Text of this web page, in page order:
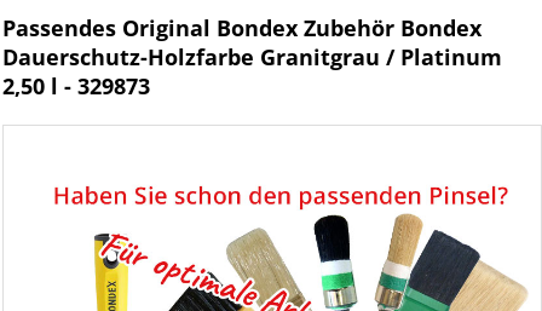
Passendes Original Bondex Zubehör Bondex
Dauerschutz-Holzfarbe Granitgrau / Platinum
2,50 l - 329873